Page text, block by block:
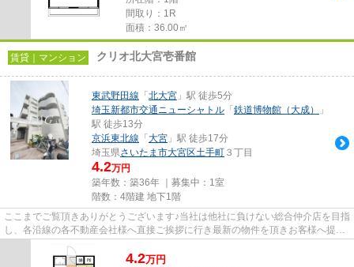
間取り：1R
面積：36.00㎡
賃貸｜マンション クリオ北大宮壱番館
東武野田線 「 北大宮 」駅 徒歩5分
埼玉新都市交通ニューシャトル 「 鉄道博物館（大成）
」
駅 徒歩13分
京浜東北線 「 大宮 」駅 徒歩17分
埼玉県さいたま市大宮区土手町 ３丁目
4.2万円
築年数：築36年 ｜募集中： 1室
階数：4階建 地下1階
ここまでご覧頂きありがとうございます♪当社は他社に負けない総合仲介店を目指
し、各沿線の各不動産会社様へ直接ご挨拶に行き最新の物件を頂きお客様へ提供
しております！最新の情報は...
4.2万円